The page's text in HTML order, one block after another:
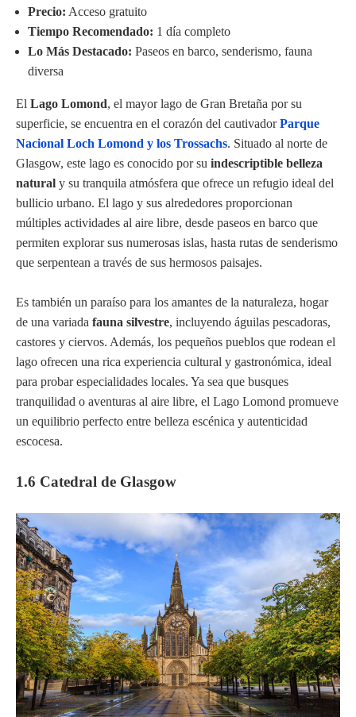
Precio: Acceso gratuito
Tiempo Recomendado: 1 día completo
Lo Más Destacado: Paseos en barco, senderismo, fauna
diversa
El Lago Lomond, el mayor lago de Gran Bretaña por su
superficie, se encuentra en el corazón del cautivadorParque
Nacional Loch Lomond y los Trossachs. Situado al norte de
Glasgow, este lago es conocido por su indescriptible belleza
natural y su tranquila atmósfera que ofrece un refugio ideal del
bullicio urbano. El lago y sus alrededores proporcionan
múltiples actividades al aire libre, desde paseos en barco que
permiten explorar sus numerosas islas, hasta rutas de senderismo
que serpentean a través de sus hermosos paisajes.
Es también un paraíso para los amantes de la naturaleza, hogar
de una variada fauna silvestre, incluyendo águilas pescadoras,
castores y ciervos. Además, los pequeños pueblos que rodean el
lago ofrecen una rica experiencia cultural y gastronómica, ideal
para probar especialidades locales. Ya sea que busques
tranquilidad o aventuras al aire libre, el Lago Lomond promueve
un equilibrio perfecto entre belleza escénica y autenticidad
escocesa.
1.6 Catedral de Glasgow